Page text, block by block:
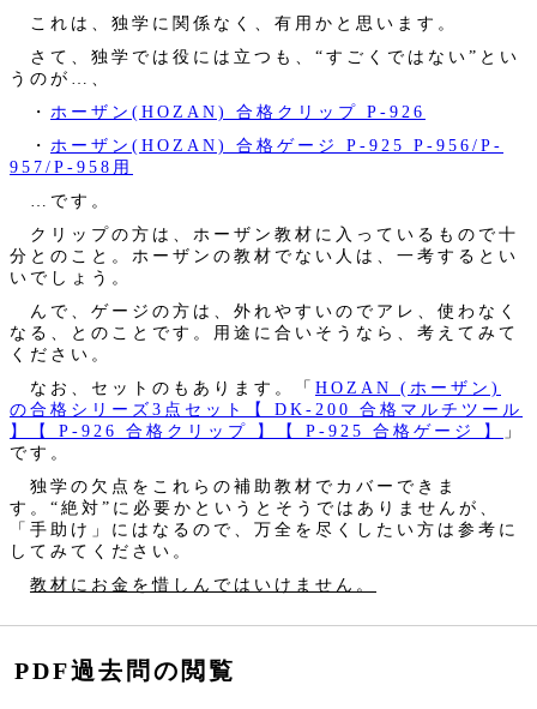
これは、独学に関係なく、有用かと思います。
さて、独学では役には立つも、“すごくではない”とい
うのが…、
・ ホーザン(HOZAN) 合格クリップ P-926
・ ホーザン(HOZAN) 合格ゲージ P-925 P-956/P-
957/P-958用
…です。
クリップの方は、ホーザン教材に入っているもので十
分とのこと。ホーザンの教材でない人は、一考するとい
いでしょう。
んで、ゲージの方は、外れやすいのでアレ、使わなく
なる、とのことです。用途に合いそうなら、考えてみて
ください。
なお、セットのもあります。「 HOZAN (ホーザン)
の合格シリーズ3点セット【 DK-200 合格マルチツール
】【 P-926 合格クリップ 】【 P-925 合格ゲージ 】
」
です。
独学の欠点をこれらの補助教材でカバーできま
す。“絶対”に必要かというとそうではありませんが、
「手助け」にはなるので、万全を尽くしたい方は参考に
してみてください。
教材にお金を惜しんではいけません。
PDF過去問の閲覧